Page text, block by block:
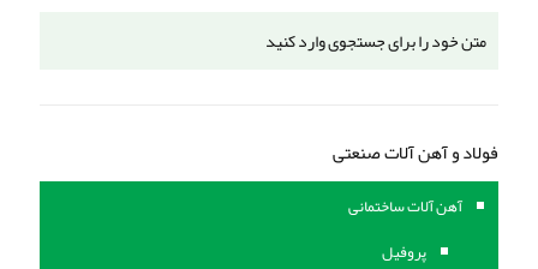
فولاد و آهن آلات صنعتی
آهن آلات ساختمانی
پروفیل